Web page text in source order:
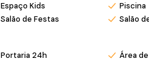
Espaço Kids Piscina
Salão de Festas Salão
Portaria 24h Área